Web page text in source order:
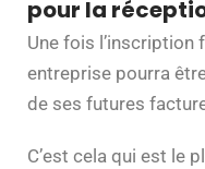
pour la
Une fois
entreprise pourra
de ses futures
C’est cela qui est le